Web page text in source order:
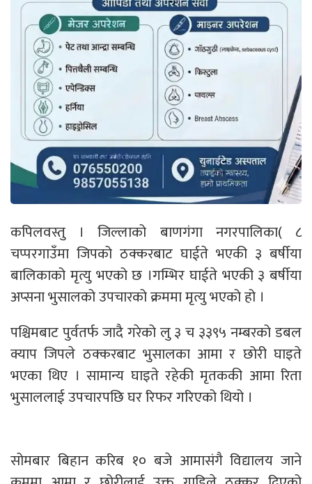
कपिलवस्तु । जिल्लाको बाणगंगा नगरपालिका( ८
चप्परगाउँमा जिपको ठक्करबाट घाईते भएकी ३ बर्षीया
बालिकाको मृत्यु भएको छ ।गम्भिर घाईते भएकी ३ बर्षीया
अप्सना भुसालको उपचारको क्रममा मृत्यु भएको हो ।
पश्चिमबाट पुर्वतर्फ जादै गरेको लु ३ च ३३९५ नम्बरको डबल
क्याप जिपले ठक्करबाट भुसालका आमा र छोरी घाइते
भएका थिए । सामान्य घाइते रहेकी मृतककी आमा रिता
भुसाललाई उपचारपछि घर रिफर गरिएको थियो ।
सोमबार बिहान करिब १० बजे आमासंगै विद्यालय जाने